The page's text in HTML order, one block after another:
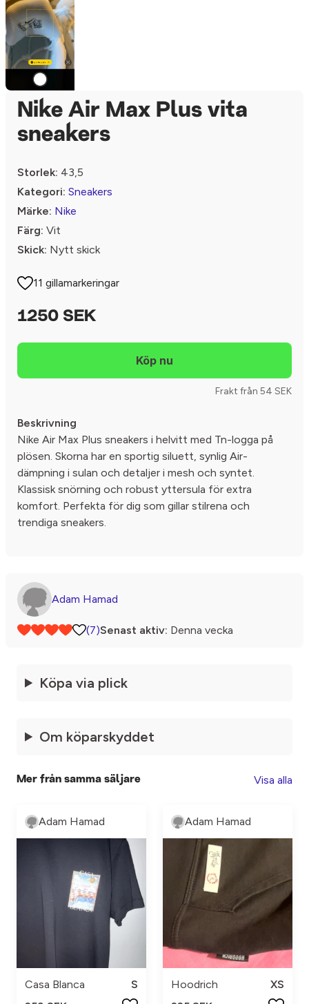
Nike Air Max Plus vita
sneakers
Storlek: 43,5
Kategori: Sneakers
Märke: Nike
Färg: Vit
Skick: Nytt skick
11 gillamarkeringar
1250 SEK
Frakt från 54 SEK
Beskrivning
Nike Air Max Plus sneakers i helvitt med Tn-logga på
plösen. Skorna har en sportig siluett, synlig Air-
dämpning i sulan och detaljer i mesh och syntet.
Klassisk snörning och robust yttersula för extra
komfort. Perfekta för dig som gillar stilrena och
trendiga sneakers.
Adam Hamad
(7)Senast aktiv: Denna vecka
Köpa via plick
Om köparskyddet
Mer från samma säljare Visa alla
Adam Hamad
Casa Blanca
S
Adam Hamad
Hoodrich
XS